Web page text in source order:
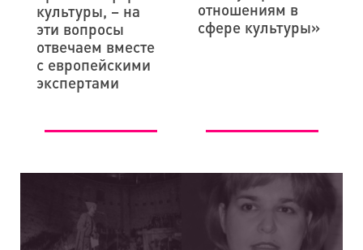
культуры, – на
эти вопросы
отвечаем вместе
с европейскими
экспертами
отношениям в
сфере культуры»